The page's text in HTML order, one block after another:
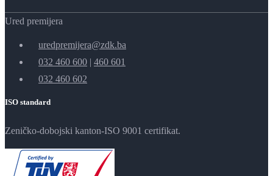
Ured premijera
uredpremijera@zdk.ba
032 460 600 | 460 601
032 460 602
ISO standard
Zeničko-dobojski kanton-ISO 9001 certifikat.